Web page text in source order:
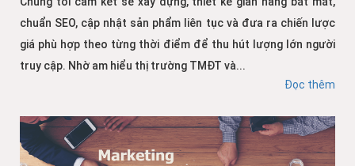
chuẩn SEO, cập nhật sản phẩm liên tục và đưa ra chiến lược
giá phù hợp theo từng thời điểm để thu hút lượng lớn người
truy cập. Nhờ am hiểu thị trường TMĐT và...
Đọc thêm